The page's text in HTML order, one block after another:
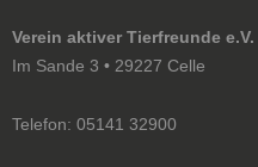
Verein aktiver Tierfreunde e.V.
Im Sande 3 • 29227 Celle
Telefon: 05141 32900